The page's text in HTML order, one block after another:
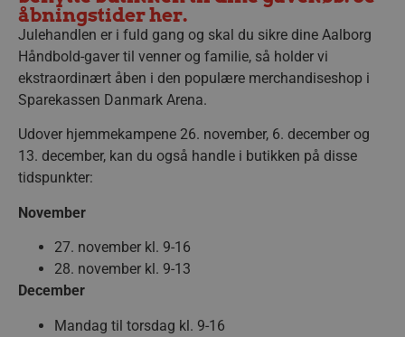
åbningstider her.
Julehandlen er i fuld gang og skal du sikre dine Aalborg
Håndbold-gaver til venner og familie, så holder vi
ekstraordinært åben i den populære merchandiseshop i
Sparekassen Danmark Arena.
Udover hjemmekampene 26. november, 6. december og
13. december, kan du også handle i butikken på disse
tidspunkter:
November
27. november kl. 9-16
28. november kl. 9-13
December
Mandag til torsdag kl. 9-16